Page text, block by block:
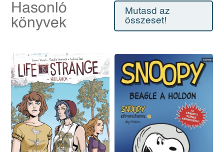
Hasonló
könyvek
Mutasd az
összeset!